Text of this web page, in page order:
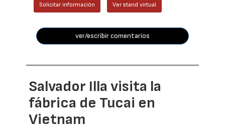
Solicitar información Ver stand virtual
ver/escribir comentarios
Salvador Illa visita la
fábrica de Tucai en
Vietnam